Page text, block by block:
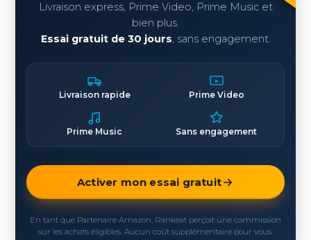
Livraison express, Prime Video, Prime Music et
bien plus.
Essai gratuit de 30 jours, sans engagement.
Livraison rapide Prime Video
Prime Music Sans engagement
Activer mon essai gratuit
En tant que Partenaire Amazon, Rankeat perçoit une commission
sur les achats éligibles. Aucun coût supplémentaire pour vous.